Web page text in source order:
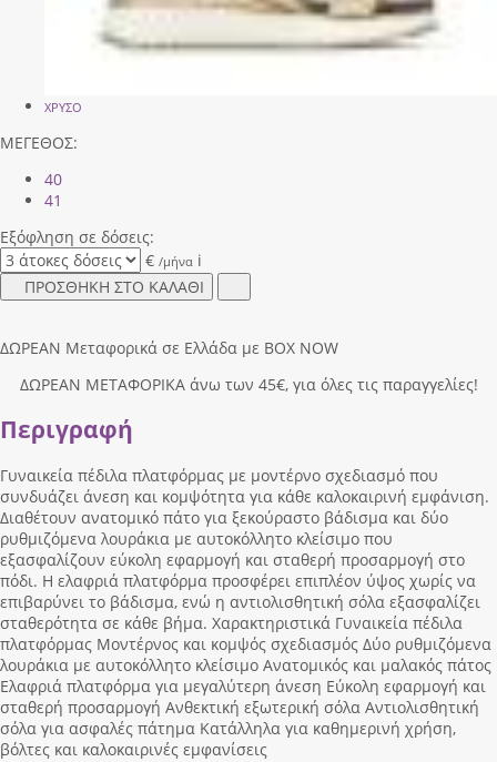
ΧΡΥΣΟ
ΜΕΓΕΘΟΣ:
40
41
Εξόφληση σε δόσεις:
€ /μήνα i
ΠΡΟΣΘΗΚΗ ΣΤΟ ΚΑΛΑΘΙ
ΔΩΡΕΑΝ Μεταφορικά σε Ελλάδα με BOX NOW
ΔΩΡΕΑΝ ΜΕΤΑΦΟΡΙΚΑ άνω των 45€, για όλες τις παραγγελίες!
Περιγραφή
Γυναικεία πέδιλα πλατφόρμας με μοντέρνο σχεδιασμό που
συνδυάζει άνεση και κομψότητα για κάθε καλοκαιρινή εμφάνιση.
Διαθέτουν ανατομικό πάτο για ξεκούραστο βάδισμα και δύο
ρυθμιζόμενα λουράκια με αυτοκόλλητο κλείσιμο που
εξασφαλίζουν εύκολη εφαρμογή και σταθερή προσαρμογή στο
πόδι. Η ελαφριά πλατφόρμα προσφέρει επιπλέον ύψος χωρίς να
επιβαρύνει το βάδισμα, ενώ η αντιολισθητική σόλα εξασφαλίζει
σταθερότητα σε κάθε βήμα. Χαρακτηριστικά Γυναικεία πέδιλα
πλατφόρμας Μοντέρνος και κομψός σχεδιασμός Δύο ρυθμιζόμενα
λουράκια με αυτοκόλλητο κλείσιμο Ανατομικός και μαλακός πάτος
Ελαφριά πλατφόρμα για μεγαλύτερη άνεση Εύκολη εφαρμογή και
σταθερή προσαρμογή Ανθεκτική εξωτερική σόλα Αντιολισθητική
σόλα για ασφαλές πάτημα Κατάλληλα για καθημερινή χρήση,
βόλτες και καλοκαιρινές εμφανίσεις